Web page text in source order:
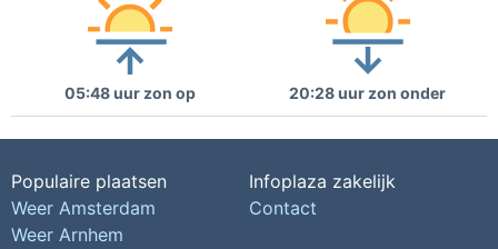
05:48 uur zon op 20:28 uur zon onder
Populaire plaatsen
Weer Amsterdam
Weer Arnhem
Infoplaza zakelijk
Contact